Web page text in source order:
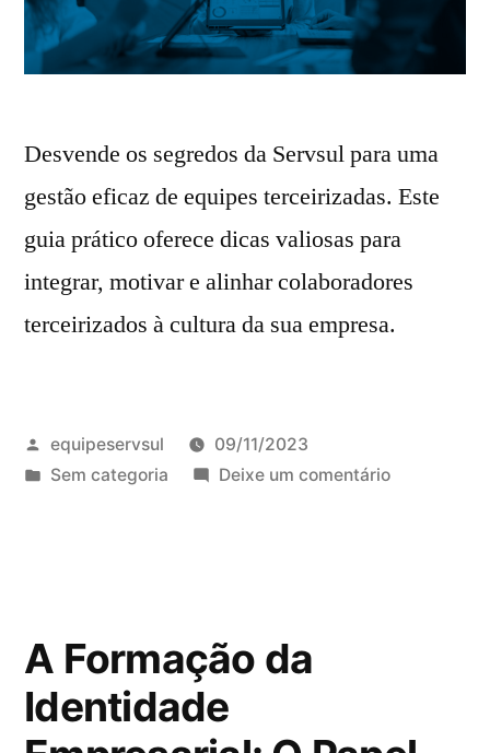
Desvende os segredos da Servsul para uma
gestão eficaz de equipes terceirizadas. Este
guia prático oferece dicas valiosas para
integrar, motivar e alinhar colaboradores
terceirizados à cultura da sua empresa.
equipeservsul
09/11/2023
Sem categoria
Deixe um comentário
A Formação da
Identidade